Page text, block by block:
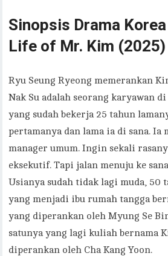
Sinopsis Drama
Life of Mr. Kim (2025)
Ryu Seung Ryeong memerankan
Nak Su adalah seorang karyawan
yang sudah bekerja 25 tahun
pertamanya dan lama ia di sana. Ia
manager umum. Ingin sekali
eksekutif. Tapi jalan menuju ke
Usianya sudah tidak lagi muda, 50
yang menjadi ibu rumah tangga
yang diperankan oleh Myung Se
satunya yang lagi kuliah bernama
diperankan oleh Cha Kang Yoon.